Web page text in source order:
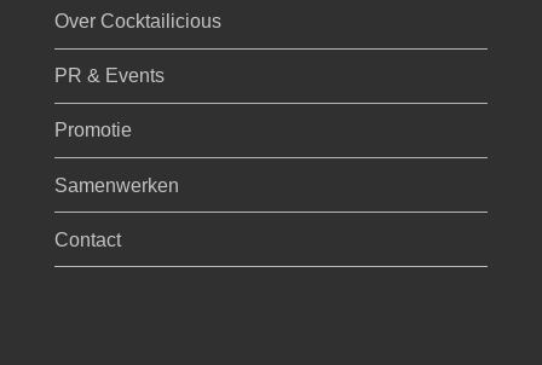
Over Cocktailicious
PR & Events
Promotie
Samenwerken
Contact